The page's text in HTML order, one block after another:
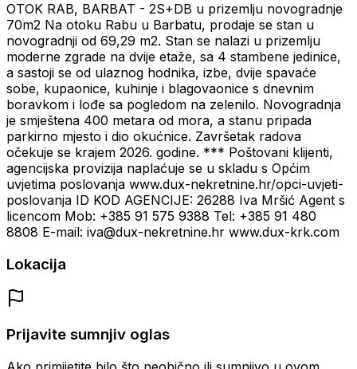
OTOK RAB, BARBAT - 2S+DB u prizemlju novogradnje
70m2 Na otoku Rabu u Barbatu, prodaje se stan u
novogradnji od 69,29 m2. Stan se nalazi u prizemlju
moderne zgrade na dvije etaže, sa 4 stambene jedinice,
a sastoji se od ulaznog hodnika, izbe, dvije spavaće
sobe, kupaonice, kuhinje i blagovaonice s dnevnim
boravkom i lođe sa pogledom na zelenilo. Novogradnja
je smještena 400 metara od mora, a stanu pripada
parkirno mjesto i dio okućnice. Završetak radova
očekuje se krajem 2026. godine. *** Poštovani klijenti,
agencijska provizija naplaćuje se u skladu s Općim
uvjetima poslovanja www.dux-nekretnine.hr/opci-uvjeti-
poslovanja ID KOD AGENCIJE: 26288 Iva Mršić Agent s
licencom Mob: +385 91 575 9388 Tel: +385 91 480
8808 E-mail: iva@dux-nekretnine.hr www.dux-krk.com
Lokacija
Prijavite sumnjiv oglas